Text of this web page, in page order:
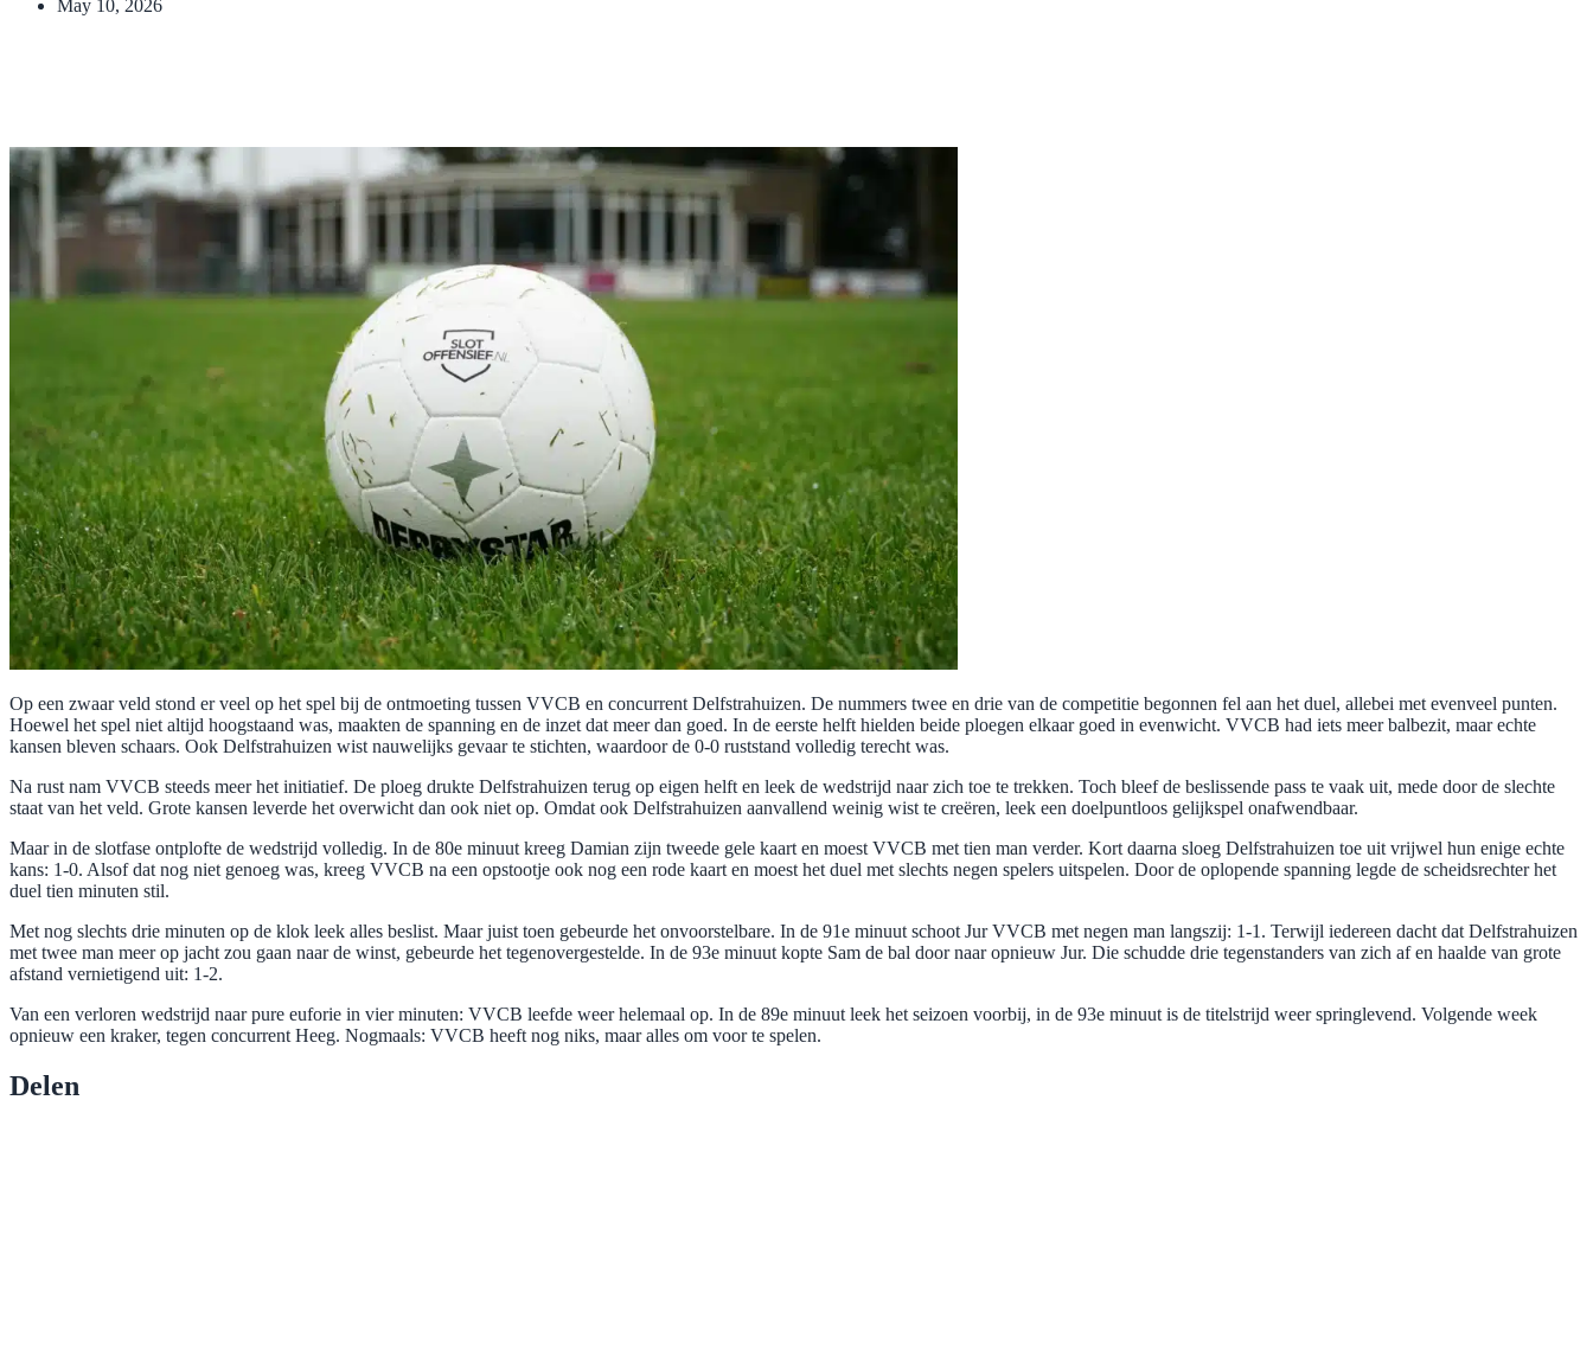
May 10, 2026
Op een zwaar veld stond er veel op het spel bij de ontmoeting tussen VVCB en concurrent Delfstrahuizen. De nummers twee en drie van de competitie begonnen fel aan het duel, allebei met evenveel punten.
Hoewel het spel niet altijd hoogstaand was, maakten de spanning en de inzet dat meer dan goed. In de eerste helft hielden beide ploegen elkaar goed in evenwicht. VVCB had iets meer balbezit, maar echte
kansen bleven schaars. Ook Delfstrahuizen wist nauwelijks gevaar te stichten, waardoor de 0-0 ruststand volledig terecht was.
Na rust nam VVCB steeds meer het initiatief. De ploeg drukte Delfstrahuizen terug op eigen helft en leek de wedstrijd naar zich toe te trekken. Toch bleef de beslissende pass te vaak uit, mede door de slechte
staat van het veld. Grote kansen leverde het overwicht dan ook niet op. Omdat ook Delfstrahuizen aanvallend weinig wist te creëren, leek een doelpuntloos gelijkspel onafwendbaar.
Maar in de slotfase ontplofte de wedstrijd volledig. In de 80e minuut kreeg Damian zijn tweede gele kaart en moest VVCB met tien man verder. Kort daarna sloeg Delfstrahuizen toe uit vrijwel hun enige echte
kans: 1-0. Alsof dat nog niet genoeg was, kreeg VVCB na een opstootje ook nog een rode kaart en moest het duel met slechts negen spelers uitspelen. Door de oplopende spanning legde de scheidsrechter het
duel tien minuten stil.
Met nog slechts drie minuten op de klok leek alles beslist. Maar juist toen gebeurde het onvoorstelbare. In de 91e minuut schoot Jur VVCB met negen man langszij: 1-1. Terwijl iedereen dacht dat Delfstrahuizen
met twee man meer op jacht zou gaan naar de winst, gebeurde het tegenovergestelde. In de 93e minuut kopte Sam de bal door naar opnieuw Jur. Die schudde drie tegenstanders van zich af en haalde van grote
afstand vernietigend uit: 1-2.
Van een verloren wedstrijd naar pure euforie in vier minuten: VVCB leefde weer helemaal op. In de 89e minuut leek het seizoen voorbij, in de 93e minuut is de titelstrijd weer springlevend. Volgende week
opnieuw een kraker, tegen concurrent Heeg. Nogmaals: VVCB heeft nog niks, maar alles om voor te spelen.
Delen